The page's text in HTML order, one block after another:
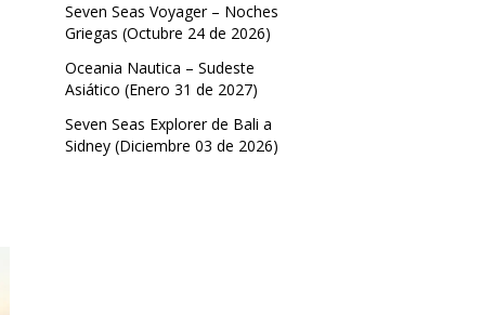
Seven Seas Voyager – Noches
Griegas (Octubre 24 de 2026)
Oceania Nautica – Sudeste
Asiático (Enero 31 de 2027)
Seven Seas Explorer de Bali a
Sidney (Diciembre 03 de 2026)